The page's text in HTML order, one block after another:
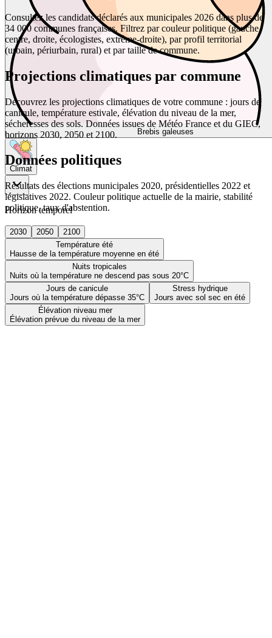
Brebis galeuses
Climat
Horizon temporel
2030 2050
2100
Température été
Hausse de la température moyenne en été
Nuits tropicales
Nuits où la température ne descend pas sous 20°C
Jours de canicule
Jours où la température dépasse 35°C
Stress hydrique
Jours avec sol sec en été
Élévation niveau mer
Élévation prévue du niveau de la mer
Consultez les candidats déclarés aux municipales 2026 dans plus de
34 000 communes françaises. Filtrez par couleur politique (gauche,
centre, droite, écologistes, extrême-droite), par profil territorial
(urbain, périurbain, rural) et par taille de commune.
Projections climatiques par commune
Découvrez les projections climatiques de votre commune : jours de
canicule, température estivale, élévation du niveau de la mer,
sécheresses des sols. Données issues de Météo France et du GIEC,
horizons 2030, 2050 et 2100.
Données politiques
Résultats des élections municipales 2020, présidentielles 2022 et
législatives 2022. Couleur politique actuelle de la mairie, stabilité
politique, taux d'abstention.